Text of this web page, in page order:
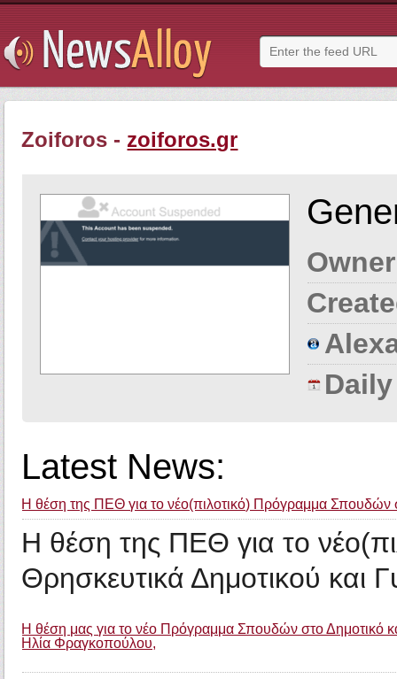
Zoiforos - zoiforos.gr
Latest News:
Η θέση της ΠΕΘ για το νέο(πιλοτικό) Πρόγραμμα Σπουδών
Η θέση της ΠΕΘ για το
Θρησκευτικά Δημοτικού και
Η θέση μας για το νέο Πρόγραμμα Σπουδών στο Δημοτικό
Ηλία Φραγκοπούλου,